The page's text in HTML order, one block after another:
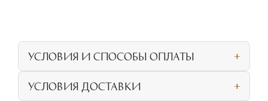
УСЛОВИЯ И СПОСОБЫ ОПЛАТЫ
личном посещении нашего салона
УСЛОВИЯ ДОСТАВКИ